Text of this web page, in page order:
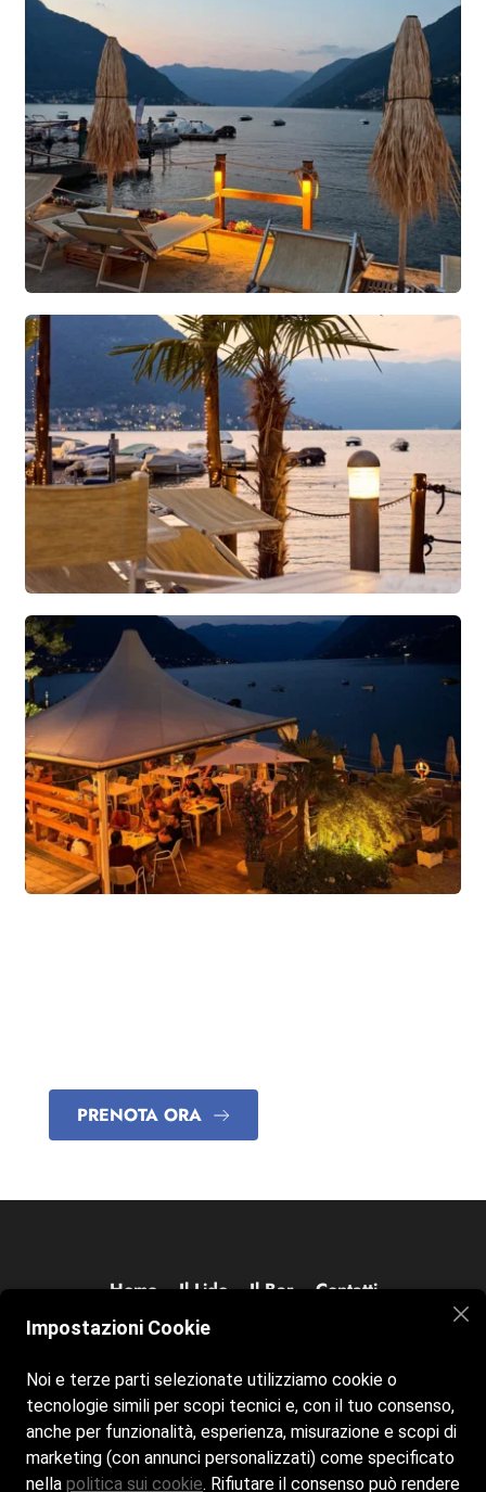
PRENOTA ORA
Home Il Lido Il Bar Contatti
Orari dal Lunedì al Giovedì dalle 9
- Venerdì dalle 9:30 alle 24:00 - Sabato dalle
9:00 alle 24:00 - Domenica dalle 9:00 alle 22:30
Impostazioni Cookie
Noi e terze parti selezionate utilizziamo cookie o
tecnologie simili per scopi tecnici e, con il tuo consenso,
anche per funzionalità, esperienza, misurazione e scopi di
marketing (con annunci personalizzati) come specificato
nella politica sui cookie. Rifiutare il consenso può rendere